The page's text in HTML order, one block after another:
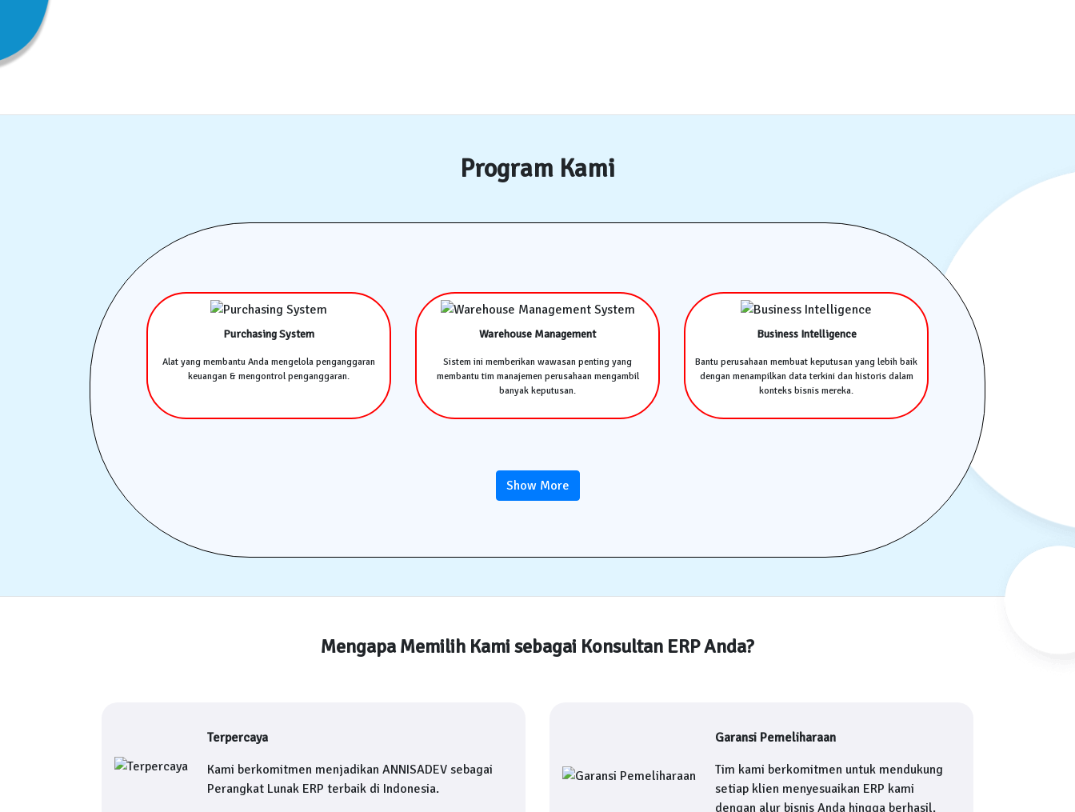
Program Kami
Purchasing System
Alat yang membantu Anda mengelola penganggaran
keuangan & mengontrol penganggaran.
Warehouse Management
Sistem ini memberikan wawasan penting yang
membantu tim manajemen perusahaan mengambil
banyak keputusan.
Business Intelligence
Bantu perusahaan membuat keputusan yang lebih baik
dengan menampilkan data terkini dan historis dalam
konteks bisnis mereka.
Show More
Mengapa Memilih Kami sebagai Konsultan ERP Anda?
Terpercaya
Kami berkomitmen menjadikan ANNISADEV sebagai
Perangkat Lunak ERP terbaik di Indonesia.
Garansi Pemeliharaan
Tim kami berkomitmen untuk mendukung
setiap klien menyesuaikan ERP kami
dengan alur bisnis Anda hingga berhasil.